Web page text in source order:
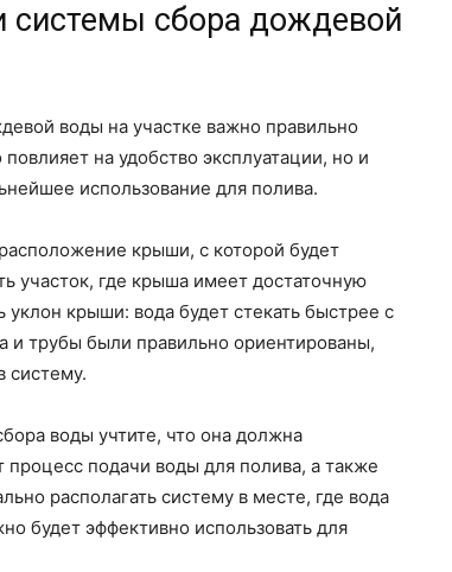
системы сбора дождевой
воды на участке важно правильно
на удобство эксплуатации, но и
использование для полива.
крыши, с которой будет
участок, где крыша имеет достаточную
крыши: вода будет стекать быстрее с
трубы были правильно ориентированы,
систему.
воды учтите, что она должна
процесс подачи воды для полива, а также
располагать систему в месте, где вода
будет эффективно использовать для